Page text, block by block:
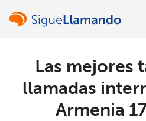
Las mejores
llamadas
Armenia